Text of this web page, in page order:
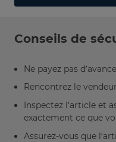
Conseils de
Ne payez pas
Rencontrez le
Inspectez l’article et
exactement ce que
Assurez-vous que